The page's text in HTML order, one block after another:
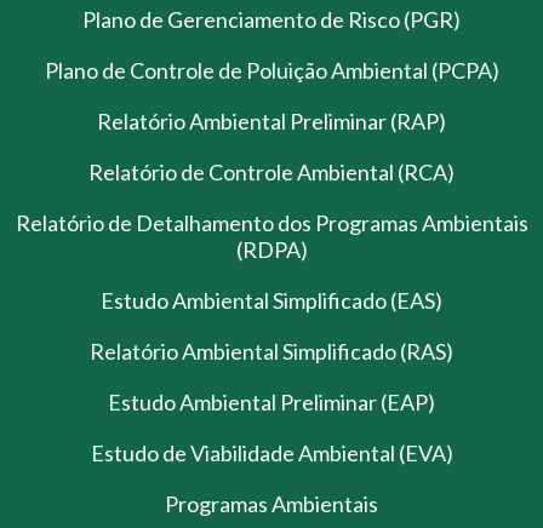
Plano de Gerenciamento de Risco (PGR)
Plano de Controle de Poluição Ambiental (PCPA)
Relatório Ambiental Preliminar (RAP)
Relatório de Controle Ambiental (RCA)
Relatório de Detalhamento dos Programas Ambientais
(RDPA)
Estudo Ambiental Simplificado (EAS)
Relatório Ambiental Simplificado (RAS)
Estudo Ambiental Preliminar (EAP)
Estudo de Viabilidade Ambiental (EVA)
Programas Ambientais